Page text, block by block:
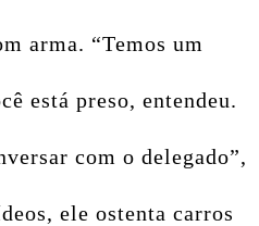
arma. “Temos um
está preso, entendeu.
com o delegado”,
ele ostenta carros